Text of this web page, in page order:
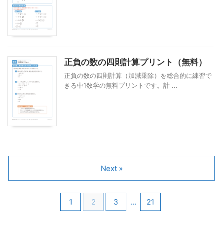
正負の数の四則計算プリント（無料）
正負の数の四則計算（加減乗除）を総合的に練習で
きる中1数学の無料プリントです。計 ...
1 2 3 … 21
Next »